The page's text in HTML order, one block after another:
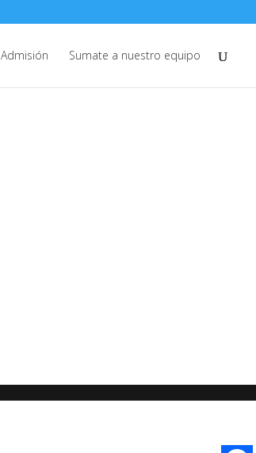
Admisión Sumate a nuestro equipo